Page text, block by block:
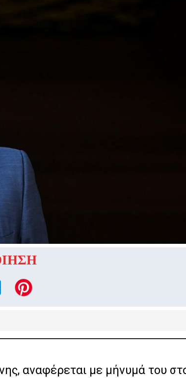
αναφέρεται με μήνυμά του